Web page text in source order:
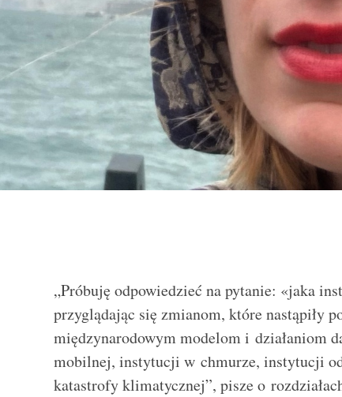
„Próbuję odpowiedzieć na pytanie: «jaka
przyglądając się zmianom, które nastąpiły
międzynarodowym modelom i działaniom
mobilnej, instytucji w chmurze, instytucji
katastrofy klimatycznej”, pisze o